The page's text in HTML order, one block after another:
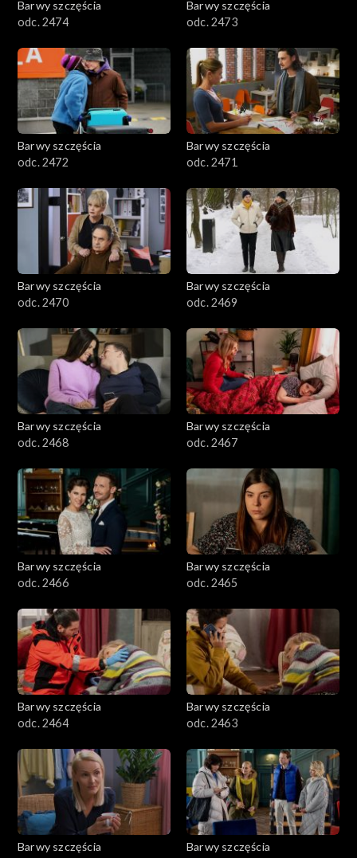
Barwy szczęścia
odc. 2474
Barwy szczęścia
odc. 2473
Barwy szczęścia
odc. 2472
Barwy szczęścia
odc. 2471
Barwy szczęścia
odc. 2470
Barwy szczęścia
odc. 2469
Barwy szczęścia
odc. 2468
Barwy szczęścia
odc. 2467
Barwy szczęścia
odc. 2466
Barwy szczęścia
odc. 2465
Barwy szczęścia
odc. 2464
Barwy szczęścia
odc. 2463
Barwy szczęścia
Barwy szczęścia